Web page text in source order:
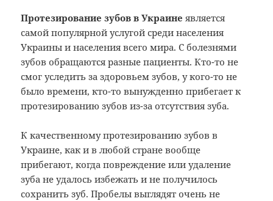
Протезирование зубов в Украине является
самой популярной услугой среди населения
Украины и населения всего мира. С болезнями
зубов обращаются разные пациенты. Кто-то не
смог уследить за здоровьем зубов, у кого-то не
было времени, кто-то вынужденно прибегает к
протезированию зубов из-за отсутствия зуба.
К качественному протезированию зубов в
Украине, как и в любой стране вообще
прибегают, когда повреждение или удаление
зуба не удалось избежать и не получилось
сохранить зуб. Пробелы выглядят очень не